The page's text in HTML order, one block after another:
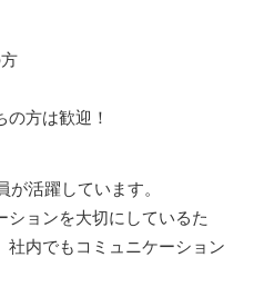
方は歓迎！
活躍しています。
ションを大切にしているた
社内でもコミュニケーション